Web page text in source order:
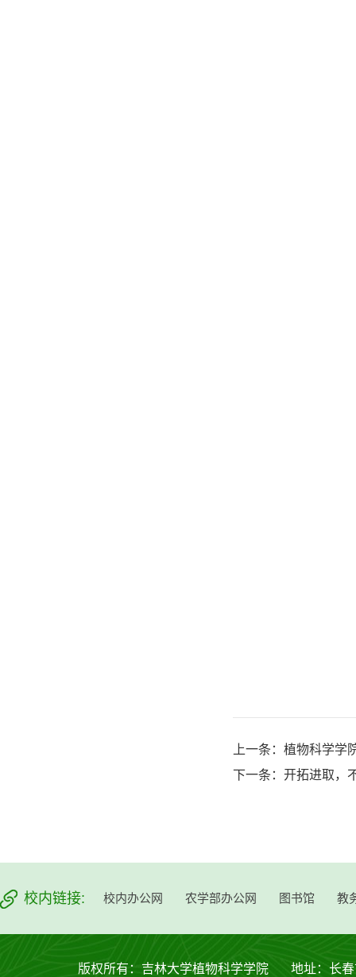
上一条： 植物科学学
下一条： 开拓进取，
校内链接: 校内办公网 农学部办公网 图书馆 教
版权所有：吉林大学植物科学学院 地址：长